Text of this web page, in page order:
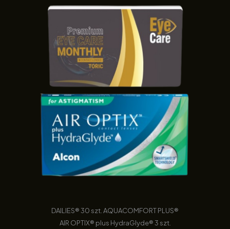
DAILIES® 30 szt. AQUACOMFORT PLUS®
AIR OPTIX® plus HydraGlyde® 3 szt.